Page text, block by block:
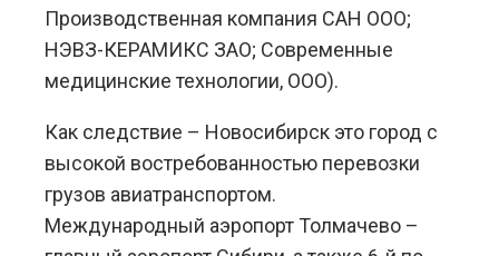
Производственная компания САН ООО;
НЭВЗ-КЕРАМИКС ЗАО; Современные
медицинские технологии, ООО).
Как следствие – Новосибирск это город с
высокой востребованностью перевозки
грузов авиатранспортом.
Международный аэропорт Толмачево –